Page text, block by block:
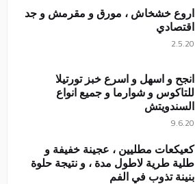
اروع خشخاش ، مورق و مقرمش و جد
اقتصادي
2.5.20
انجح و اسهل و اسرع خبز تورتيلا
للتاكوس و شوارما و جميع انواع
السندويتش
9.6.20
كعيكعات مطليين ، عجينة خفيفة و
طلية طرية لاطول مدة ، و نتيجة حلوة
بنينة تذوب في الفم